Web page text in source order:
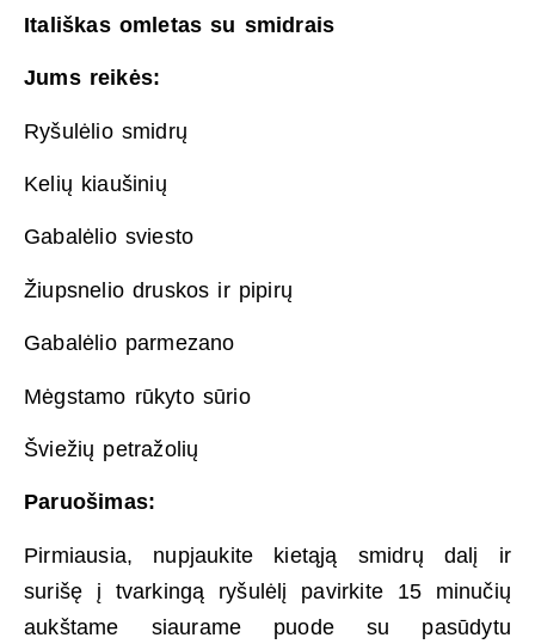
Itališkas omletas su smidrais
Jums reikės:
Ryšulėlio smidrų
Kelių kiaušinių
Gabalėlio sviesto
Žiupsnelio druskos ir pipirų
Gabalėlio parmezano
Mėgstamo rūkyto sūrio
Šviežių petražolių
Paruošimas:
Pirmiausia, nupjaukite kietąją smidrų dalį ir
surišę į tvarkingą ryšulėlį pavirkite 15 minučių
aukštame siaurame puode su pasūdytu